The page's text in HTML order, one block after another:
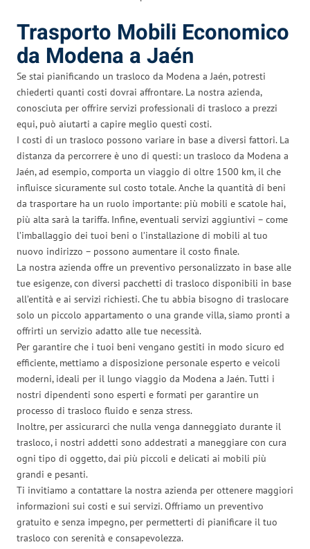
Trasporto Mobili Economico
da Modena a Jaén
Se stai pianificando un trasloco da Modena a Jaén, potresti
chiederti quanti costi dovrai affrontare. La nostra azienda,
conosciuta per offrire servizi professionali di trasloco a prezzi
equi, può aiutarti a capire meglio questi costi.
I costi di un trasloco possono variare in base a diversi fattori. La
distanza da percorrere è uno di questi: un trasloco da Modena a
Jaén, ad esempio, comporta un viaggio di oltre 1500 km, il che
influisce sicuramente sul costo totale. Anche la quantità di beni
da trasportare ha un ruolo importante: più mobili e scatole hai,
più alta sarà la tariffa. Infine, eventuali servizi aggiuntivi – come
l’imballaggio dei tuoi beni o l’installazione di mobili al tuo
nuovo indirizzo – possono aumentare il costo finale.
La nostra azienda offre un preventivo personalizzato in base alle
tue esigenze, con diversi pacchetti di trasloco disponibili in base
all’entità e ai servizi richiesti. Che tu abbia bisogno di traslocare
solo un piccolo appartamento o una grande villa, siamo pronti a
offrirti un servizio adatto alle tue necessità.
Per garantire che i tuoi beni vengano gestiti in modo sicuro ed
efficiente, mettiamo a disposizione personale esperto e veicoli
moderni, ideali per il lungo viaggio da Modena a Jaén. Tutti i
nostri dipendenti sono esperti e formati per garantire un
processo di trasloco fluido e senza stress.
Inoltre, per assicurarci che nulla venga danneggiato durante il
trasloco, i nostri addetti sono addestrati a maneggiare con cura
ogni tipo di oggetto, dai più piccoli e delicati ai mobili più
grandi e pesanti.
Ti invitiamo a contattare la nostra azienda per ottenere maggiori
informazioni sui costi e sui servizi. Offriamo un preventivo
gratuito e senza impegno, per permetterti di pianificare il tuo
trasloco con serenità e consapevolezza.